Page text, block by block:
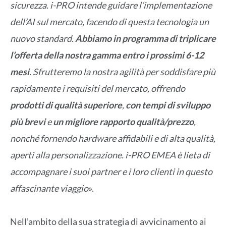
sicurezza. i-PRO intende guidare l’implementazione
dell’AI sul mercato, facendo di questa tecnologia un
nuovo standard.Abbiamo in programma di triplicare
l’offerta della nostra gamma entro i prossimi 6-12
mesi. Sfrutteremo la nostra agilità per soddisfare più
rapidamente i requisiti del mercato, offrendo
prodotti di qualità superiore,con tempi di sviluppo
più brevieun migliore rapporto qualità/prezzo,
nonché fornendo hardware affidabili e di alta qualità,
aperti alla personalizzazione. i-PRO EMEA è lieta di
accompagnare i suoi partner e i loro clienti in questo
affascinante viaggio».
Nell’ambito della sua strategia di avvicinamento ai